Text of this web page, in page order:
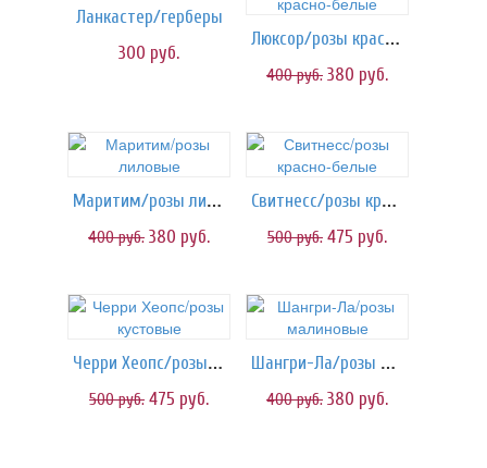
Ланкастер/герберы
300 руб.
Люксор/розы красно-белые
400руб. 380 руб.
Маритим/розы лиловые
400руб. 380 руб.
Свитнесс/розы красно-белые
500руб. 475 руб.
Черри Хеопс/розы кустовые
500руб. 475 руб.
Шангри-Ла/розы малиновые
400руб. 380 руб.